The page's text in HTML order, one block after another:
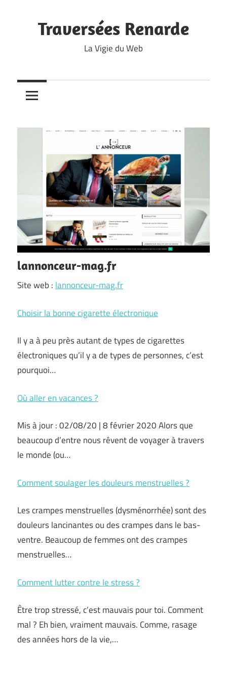
contentTraversées Renarde
La Vigie du Web
lannonceur-mag.fr
Site web : lannonceur-mag.fr
Choisir la bonne cigarette électronique
Il y a à peu près autant de types de cigarettes
électroniques qu’il y a de types de personnes, c’est
pourquoi…
Où aller en vacances ?
Mis à jour : 02/08/20 | 8 février 2020 Alors que
beaucoup d’entre nous rêvent de voyager à travers
le monde (ou…
Comment soulager les douleurs menstruelles ?
Les crampes menstruelles (dysménorrhée) sont des
douleurs lancinantes ou des crampes dans le bas-
ventre. Beaucoup de femmes ont des crampes
menstruelles…
Comment lutter contre le stress ?
Être trop stressé, c’est mauvais pour toi. Comment
mal ? Eh bien, vraiment mauvais. Comme, rasage
des années hors de la vie,…